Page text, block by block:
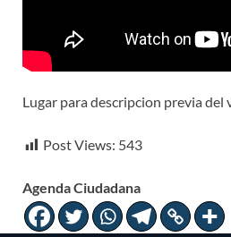
Lugar para descripcion previa del
Post Views: 543
Agenda Ciudadana